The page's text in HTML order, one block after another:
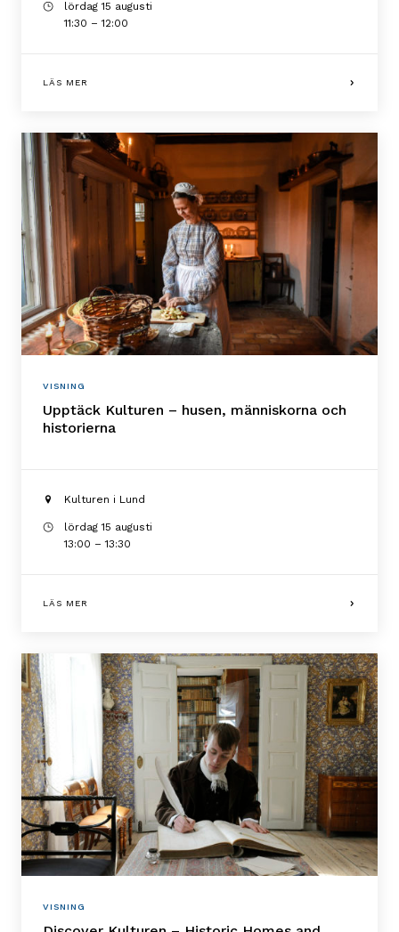
lördag 15 augusti
11:30 – 12:00
LÄS MER
VISNING
Upptäck Kulturen – husen, människorna och
historierna
Kulturen i Lund
lördag 15 augusti
13:00 – 13:30
LÄS MER
VISNING